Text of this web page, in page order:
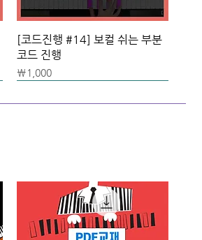
[코드진행 #14] 보컬 쉬는 부분
코드 진행
가격
₩1,000